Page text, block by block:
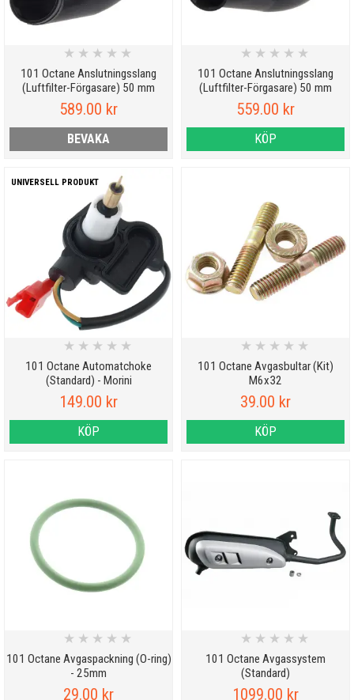
101 Octane Anslutningsslang
(Luftfilter-Förgasare) 50 mm
★ ★ ★ ★ ★
589.00 kr
BEVAKA
101 Octane Anslutningsslang
(Luftfilter-Förgasare) 50 mm
★ ★ ★ ★ ★
559.00 kr
KÖP
UNIVERSELL PRODUKT
101 Octane Automatchoke
(Standard) - Morini
★ ★ ★ ★ ★
149.00 kr
KÖP
101 Octane Avgasbultar (Kit)
M6x32
★ ★ ★ ★ ★
39.00 kr
KÖP
101 Octane Avgaspackning (O-ring)
- 25mm
★ ★ ★ ★ ★
29.00 kr
101 Octane Avgassystem
(Standard)
★ ★ ★ ★ ★
1099.00 kr